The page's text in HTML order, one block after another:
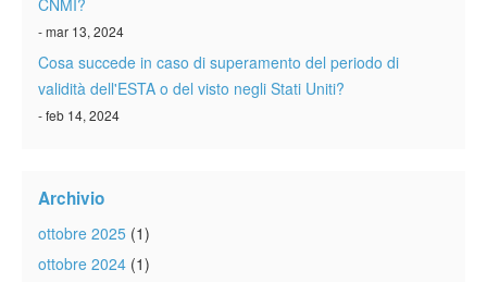
CNMI?
- mar 13, 2024
Cosa succede in caso di superamento del periodo di
validità dell'ESTA o del visto negli Stati Uniti?
- feb 14, 2024
Archivio
ottobre 2025 (1)
ottobre 2024 (1)